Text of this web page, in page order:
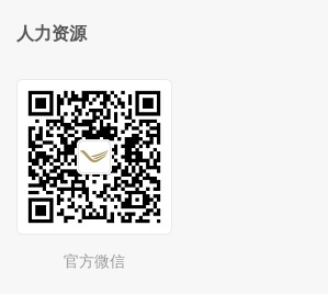
人力资源
官方微信